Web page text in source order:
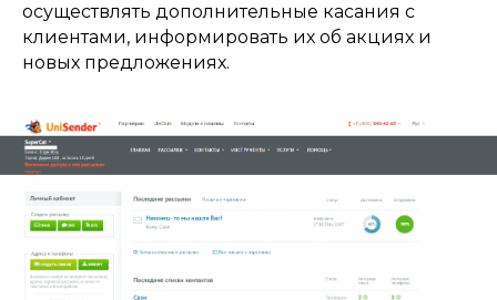
осуществлять дополнительные касания с
клиентами, информировать их об акциях и
новых предложениях.